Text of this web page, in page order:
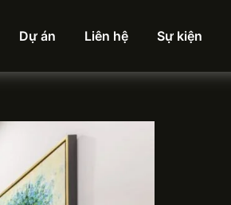
Dự án Liên hệ Sự kiện